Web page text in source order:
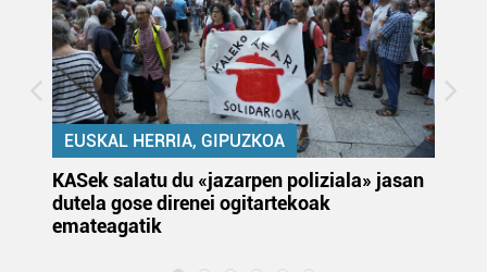
EUSKAL HERRIA, GIPUZKOA
KASek salatu du «jazarpen poliziala» jasan
dutela gose direnei ogitartekoak
emateagatik